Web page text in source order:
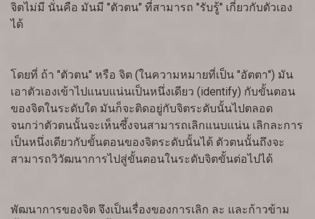
จิตไม่มี นั่นคือ มันมี "ตัวตน" ที่สามารถ "รับรู้" เกี่ยวกับตัวเอง
ได้
โดยที่ ถ้า "ตัวตน" หรือ จิต (ในความหมายที่เป็น "อัตตา") มัน
เอาตัวเองเข้าไปแนบแน่นเป็นหนึ่งเดียว (identify) กับขั้นตอน
ของจิตในระดับใด มันก็จะติดอยู่กับจิตระดับนั้นไปตลอด
จนกว่าตัวตนนั้นจะเห็นซึ้งจนสามารถเลิกแนบแน่น เลิกละการ
เป็นหนึ่งเดียวกับขั้นตอนของจิตระดับนั้นได้ ตัวตนนั้นถึงจะ
สามารถวิวัฒนาการไปสู่ขั้นตอนในระดับจิตขั้นต่อไปได้
พัฒนาการของจิต จึงเป็นเรื่องของการเลิก ละ และก้าวข้าม